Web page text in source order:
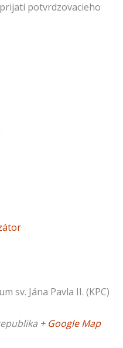
potvrdzovacieho
sv. Jána Pavla II. (KPC)
+ Google Map